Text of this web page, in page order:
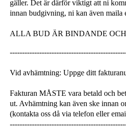
gäller. Det är därför viktigt att ni
innan budgivning, ni kan även
ALLA BUD ÄR BINDANDE
Vid avhämtning: Uppge ditt
Fakturan MÅSTE vara betald och
ut. Avhämtning kan även ske innan
(kontakta oss då via telefon eller